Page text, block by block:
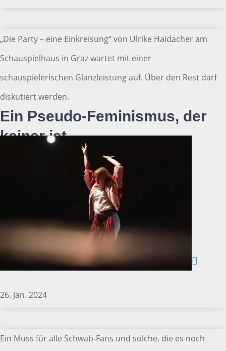
Ein Pseudo-Feminismus, der
keiner ist
26. Jan. 2024
„Die Party – eine Einkreisung“ von Ulrike Haidacher am
Schauspielhaus in Graz wartet mit einer
schauspielerischen Glanzleistung auf. Über den Rest darf
diskutiert werden.
Ein Muss für alle Schwab-Fans und solche, die es noch